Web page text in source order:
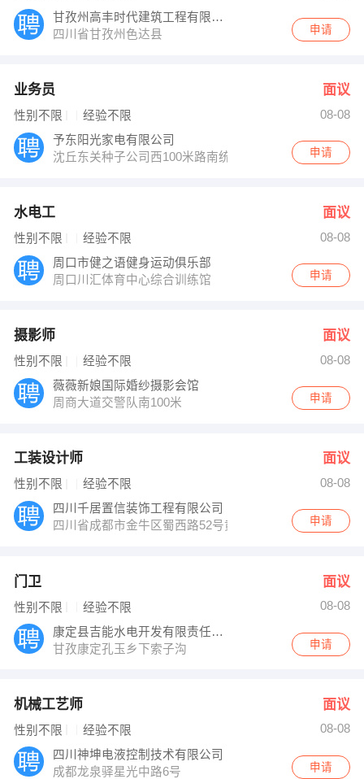
甘孜州高丰时代建筑工程有限责任公司
四川省甘孜州色达县
申请
业务员 面议
性别不限 经验不限
08-08
予东阳光家电有限公司
沈丘东关种子公司西100米路南统帅电器专卖店
申请
水电工 面议
性别不限 经验不限
08-08
周口市健之语健身运动俱乐部
周口川汇体育中心综合训练馆
申请
摄影师 面议
性别不限 经验不限
08-08
薇薇新娘国际婚纱摄影会馆
周商大道交警队南100米
申请
工装设计师 面议
性别不限 经验不限
08-08
四川千居置信装饰工程有限公司
四川省成都市金牛区蜀西路52号黄金珠宝交易中心
申请
门卫 面议
性别不限 经验不限
08-08
康定县吉能水电开发有限责任公司
甘孜康定孔玉乡下索子沟
申请
机械工艺师 面议
性别不限 经验不限
08-08
四川神坤电液控制技术有限公司
成都龙泉驿星光中路6号
申请